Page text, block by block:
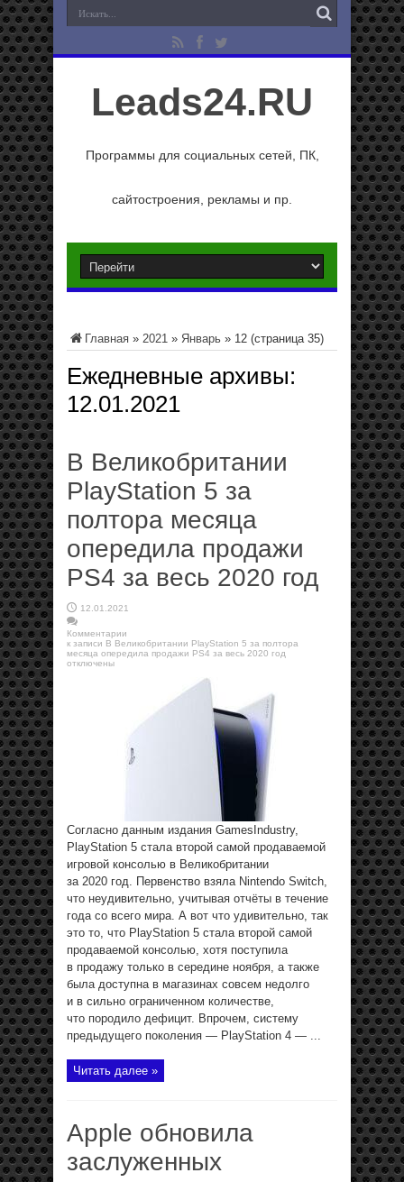
Leads24.RU
Программы для социальных сетей, ПК,
сайтостроения, рекламы и пр.
Главная » 2021 » Январь » 12 (страница 35)
Ежедневные архивы:
12.01.2021
В Великобритании
PlayStation 5 за
полтора месяца
опередила продажи
PS4 за весь 2020 год
12.01.2021
Комментарии
к записи В Великобритании PlayStation 5 за полтора
месяца опередила продажи PS4 за весь 2020 год
отключены
Согласно данным издания GamesIndustry,
PlayStation 5 стала второй самой продаваемой
игровой консолью в Великобритании
за 2020 год. Первенство взяла Nintendo Switch,
что неудивительно, учитывая отчёты в течение
года со всего мира. А вот что удивительно, так
это то, что PlayStation 5 стала второй самой
продаваемой консолью, хотя поступила
в продажу только в середине ноября, а также
была доступна в магазинах совсем недолго
и в сильно ограниченном количестве,
что породило дефицит. Впрочем, систему
предыдущего поколения — PlayStation 4 — ...
Читать далее »
Apple обновила
заслуженных